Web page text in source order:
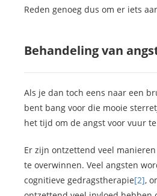
Reden genoeg dus om er iets
Behandeling van
Als je dan toch eens naar een
bent bang voor die mooie
het tijd om de angst voor vuur
Er zijn ontzettend veel
te overwinnen. Veel angsten
cognitieve gedragstherapie[2],